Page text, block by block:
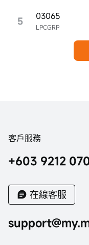
5 LPCGRP
03065
客戶服務
+603 9212
在線客服